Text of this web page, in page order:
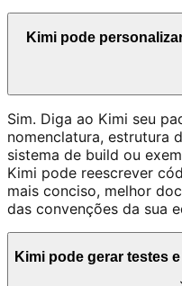
Kimi pode
Sim. Diga ao Kimi seu
nomenclatura, estrutura
sistema de build ou
Kimi pode reescrever
mais conciso, melhor
das convenções da sua
Kimi pode gerar testes